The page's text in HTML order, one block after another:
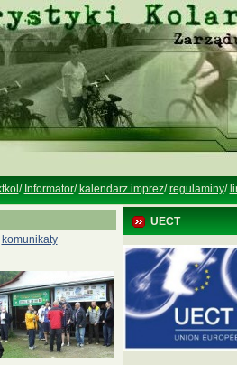
/ Informator/ kalendarz imprez/regulaminy/
komunikaty
UECT